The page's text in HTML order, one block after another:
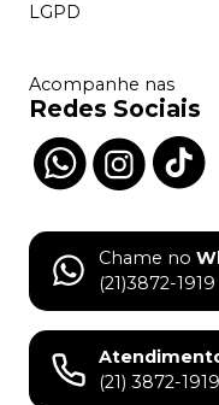
LGPD
Acompanhe nas
Redes Sociais
Chame no
(21)3872-1919
(21) 3872-1919